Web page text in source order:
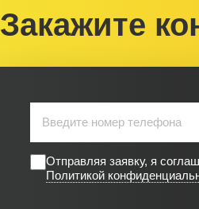
Закажите
Отправляя заявку, я
Политикой